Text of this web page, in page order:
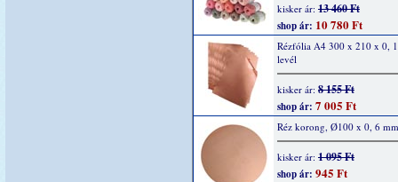
kisker ár: 13 460 Ft
shop ár: 10 780 Ft
Rézfólia A4 300 x 210 x 0,
levél
kisker ár: 8 155 Ft
shop ár: 7 005 Ft
Réz korong, Ø100 x 0, 6
kisker ár: 1 095 Ft
shop ár: 945 Ft